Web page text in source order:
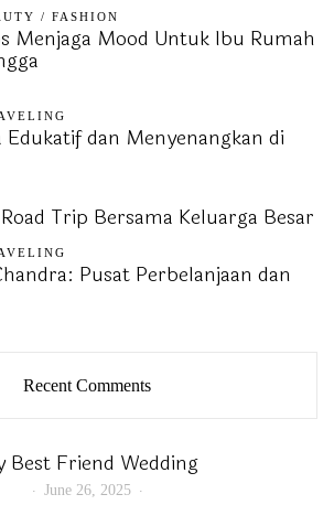
/ FASHION
Menjaga Mood Untuk Ibu Rumah
Edukatif dan Menyenangkan di
Trip Bersama Keluarga Besar
Pusat Perbelanjaan dan
Recent Comments
Best Friend Wedding
June 26, 2025